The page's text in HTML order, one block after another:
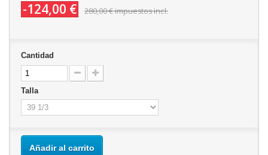
-124,00 € 280,00 €impuestos incl.
Cantidad
Talla
Añadir al carrito